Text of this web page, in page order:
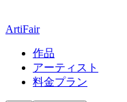
ArtiFair
作品
アーティスト
料金プラン